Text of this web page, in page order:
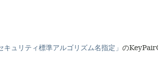
キュリティ標準アルゴリズム名指定」 の